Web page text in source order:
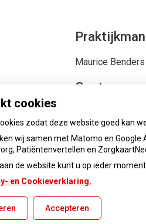
Maurice Benders
Gastvrouw:
cookies
zodat deze website goed kan
wij samen met Matomo en
Patiëntenvertellen en
de website kunt u op ieder
en Cookieverklaring.
Accepteren